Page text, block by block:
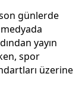
günlerde
yayın
spor
üzerine